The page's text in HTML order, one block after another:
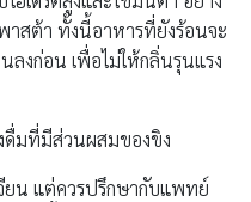
าสต้า ทั้งนี้อาหารที่ยังร้อนจะ
ลงก่อน เพื่อไม่ให้กลิ่นรุนแรง
ดื่มที่มีส่วนผสมของขิง
ยน แต่ควรปรึกษากับแพทย์